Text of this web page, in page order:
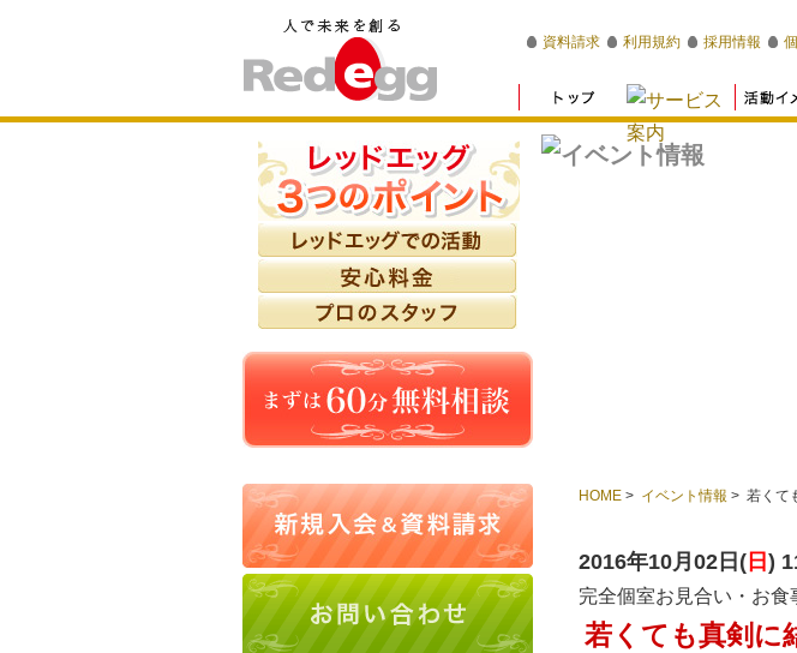
資料請求 利用規約 採用情報
HOME > イベント情報 > 若くて
2016年10月02日( 日 )
完全個室お見合い・お食
若くても真剣に